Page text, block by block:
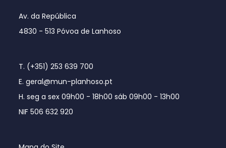
Av. da República
4830 - 513 Póvoa de Lanhoso
T. (+351) 253 639 700
E. geral@mun-planhoso.pt
H. seg a sex 09h00 - 18h00 sáb 09h00 - 13h00
NIF 506 632 920